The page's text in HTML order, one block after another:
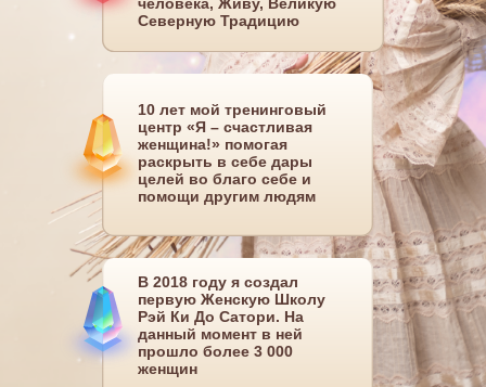
10 лет мой тренинговый
центр «Я – счастливая
женщина!» помогая
раскрыть в себе дары
целей во благо себе и
помощи другим людям
В 2018 году я создал
первую Женскую Школу
Рэй Ки До Сатори. На
данный момент в ней
прошло более 3 000
женщин
Северную Традицию